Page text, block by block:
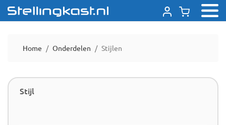
Home Onderdelen Stijlen
Stijl